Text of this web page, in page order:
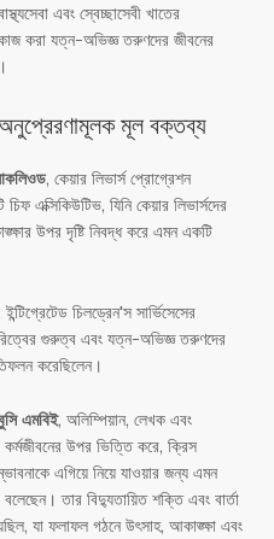
এবং স্বেচ্ছাসেবী খাতের
করা যত্ন-অভিজ্ঞ তরুণদের জীবনের
মূল বক্তব্য
, কেয়ার লিভার্স প্রোগ্রেশন
এক্সিকিউটিভ, যিনি কেয়ার লিভার্সদের
উপর দৃষ্টি নিবদ্ধ করে এমন একটি
ইন্টিগ্রেটেড চিলড্রেন'স সার্ভিসেসের
গুরুত্ব এবং যত্ন-অভিজ্ঞ তরুণদের
করেছিলেন।
এমবিই, অলিম্পিয়ান, লেখক এবং
কর্মজীবনের উপর ভিত্তি করে, ক্রিস
এগিয়ে নিয়ে যাওয়ার জন্য এমন
তার বিদ্যুতায়িত শক্তি এবং বার্তা
যা ফলাফল গঠনে উৎসাহ, আকাঙ্ক্ষা এবং